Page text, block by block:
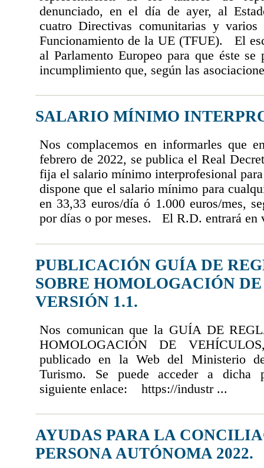
denunciado, en el día de ayer, al
cuatro Directivas comunitarias y
Funcionamiento de la UE (TFUE). El
al Parlamento Europeo para que éste
incumplimiento que, según las
SALARIO MÍNIMO
Nos complacemos en informarles que
febrero de 2022, se publica el Real
fija el salario mínimo interprofesional
dispone que el salario mínimo para
en 33,33 euros/día ó 1.000 euros/mes,
por días o por meses. El R.D. entrará en
PUBLICACIÓN GUÍA DE
SOBRE HOMOLOGACIÓN
VERSIÓN 1.1.
Nos comunican que la GUÍA DE
HOMOLOGACIÓN DE
publicado en la Web del Ministerio
Turismo. Se puede acceder a dicha
siguiente enlace: https://industr ...
AYUDAS PARA LA
PERSONA AUTÓNOMA 2022.